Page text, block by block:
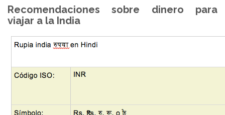
Recomendaciones sobre dinero para
viajar a la India